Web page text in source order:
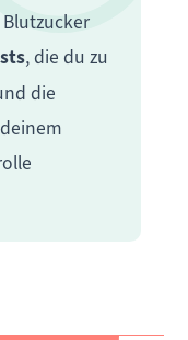
, die du zu
die